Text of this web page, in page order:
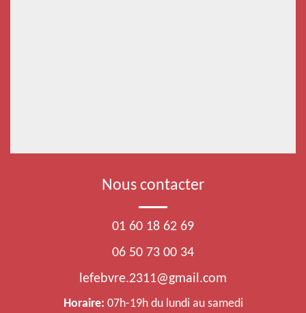
Nous contacter
01 60 18 62 69
06 50 73 00 34
lefebvre.2311@gmail.com
Horaire: 07h-19h du lundi au samedi